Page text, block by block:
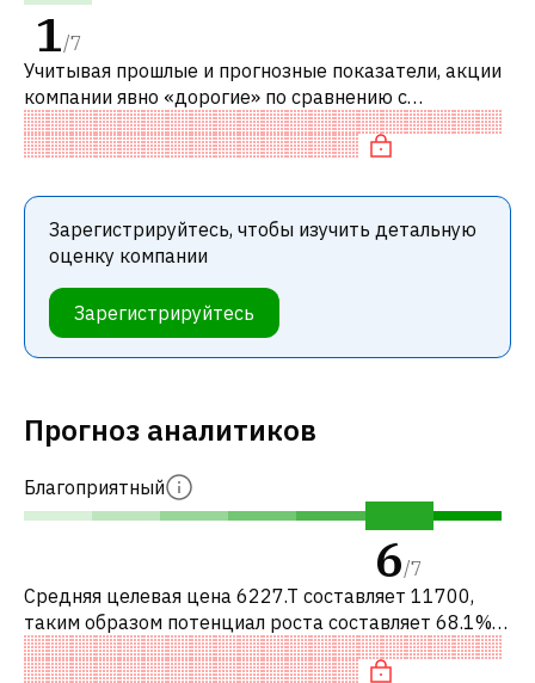
1/7
Учитывая прошлые и прогнозные показатели, акции
компании явно «дорогие» по сравнению с
аналогичными компаниями. В частности, акция
«дорогая» по P/E и переоценена по EV/EB
Зарегистрируйтесь, чтобы изучить детальную
оценку компании
Зарегистрируйтесь
Прогноз аналитиков
Благоприятный
6/7
Средняя целевая цена 6227.T составляет 11700,
таким образом потенциал роста составляет 68.1%.
Обычно это означает рекомендацию «ПОКУПАТЬ»
среди инвестиционных компаний ил